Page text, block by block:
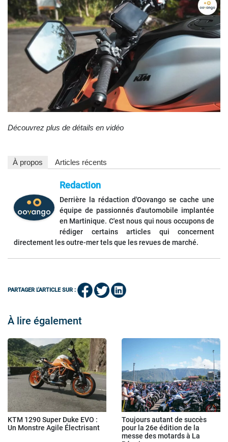
Découvrez plus de détails en vidéo
À propos Articles récents
Redaction
Derrière la rédaction d'Oovango se cache une
équipe de passionnés d'automobile implantée
en Martinique. C'est nous qui nous occupons de
rédiger certains articles qui concernent
directement les outre-mer tels que les revues de marché.
PARTAGER L'ARTICLE SUR :
À lire également
KTM 1290 Super Duke EVO :
Un Monstre Agile Électrisant
Toujours autant de succès
pour la 26e édition de la
messe des motards à La